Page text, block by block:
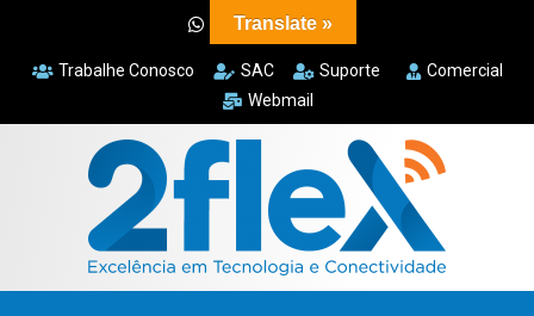
Trabalhe Conosco SAC Suporte
Comercial
Webmail
Translate »